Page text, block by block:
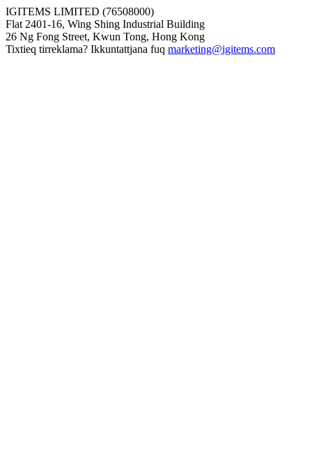
IGITEMS LIMITED (76508000)
Flat 2401-16, Wing Shing Industrial Building
26 Ng Fong Street, Kwun Tong, Hong Kong
Tixtieq tirreklama? Ikkuntattjana fuq marketing@igitems.com